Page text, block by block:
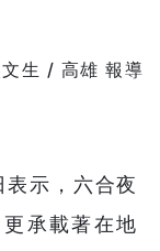
生 / 高雄 報導
示，六合夜
承載著在地